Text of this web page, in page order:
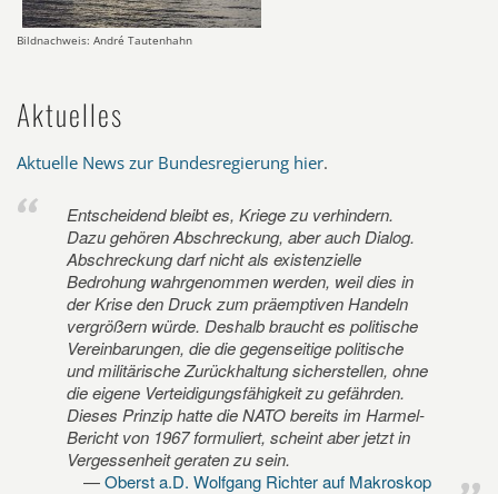
Bildnachweis: André Tautenhahn
Aktuelles
Aktuelle News zur Bundesregierung hier.
Entscheidend bleibt es, Kriege zu verhindern.
Dazu gehören Abschreckung, aber auch Dialog.
Abschreckung darf nicht als existenzielle
Bedrohung wahrgenommen werden, weil dies in
der Krise den Druck zum präemptiven Handeln
vergrößern würde. Deshalb braucht es politische
Vereinbarungen, die die gegenseitige politische
und militärische Zurückhaltung sicherstellen, ohne
die eigene Verteidigungsfähigkeit zu gefährden.
Dieses Prinzip hatte die NATO bereits im Harmel-
Bericht von 1967 formuliert, scheint aber jetzt in
Vergessenheit geraten zu sein.
Oberst a.D. Wolfgang Richter auf Makroskop